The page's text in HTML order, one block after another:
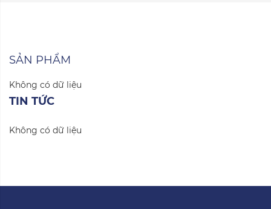
SẢN PHẨM
Không có dữ liệu
TIN TỨC
Không có dữ liệu